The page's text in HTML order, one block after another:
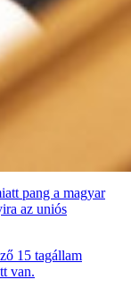
pang a magyar
az uniós
15 tagállam
van.